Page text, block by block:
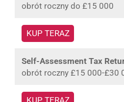
obrót roczny do £15 000
KUP TERAZ
Self-Assessment Tax
obrót roczny £15 000-£30